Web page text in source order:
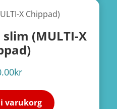
(MULTI-X
kr
varukorg